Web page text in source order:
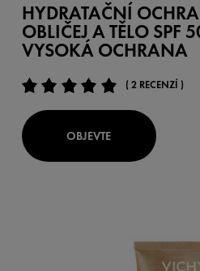
HYDRATAČNÍ
OBLIČEJ A TĚLO SPF
VYSOKÁ OCHRANA
( 2 RECENZÍ )
OBJEVTE